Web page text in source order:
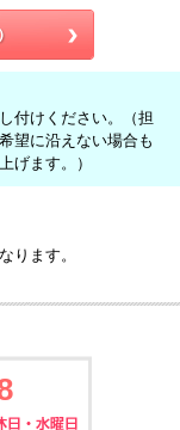
付けください。（担
望に沿えない場合も
げます。）
ります。